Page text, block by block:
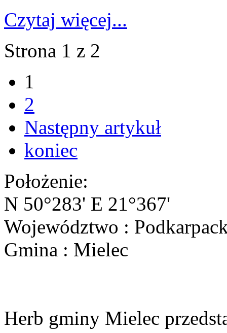
Czytaj więcej...
Strona 1 z 2
1
2
Następny artykuł
koniec
Położenie:
N 50°283' E 21°367'
Województwo :
Gmina : Mielec
Herb gminy Mielec